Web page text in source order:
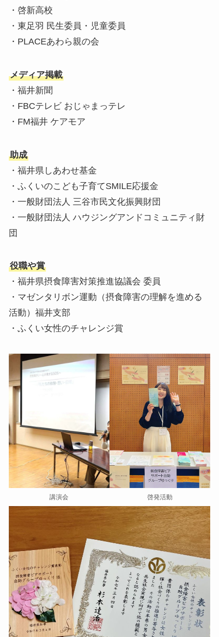
・​啓新高校
・東足羽 民生委員・児童委員
・PLACEあわら親の会
メディア掲載
・福井新聞
・FBCテレビ おじゃまっテレ
・FM福井 ケアモア
助成
・福井県しあわせ基金
・ふくいのこども子育てSMILE応援金
・一般財団法人 三谷市民文化振興財団
・一般財団法人 ハウジングアンドコミュニティ財
団
役職や賞
・福井県摂食障害対策推進協議会 委員
・マゼンタリボン運動（摂食障害の理解を進める
活動）福井支部
・ふくい女性のチャレンジ賞
講演会 啓発活動